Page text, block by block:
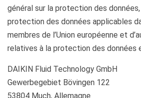
général sur la protection des
protection des données applicables
membres de l’Union européenne et
relatives à la protection des données
DAIKIN Fluid Technology GmbH
Gewerbegebiet Bövingen 122
53804 Much, Allemagne